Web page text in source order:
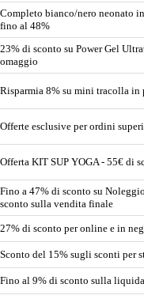
Completo bianco/nero neonato
fino al 48%
23% di sconto su Power Gel
omaggio
Risparmia 8% su mini tracolla in
Offerte esclusive per ordini
Offerta KIT SUP YOGA - 55€ di
Fino a 47% di sconto su
sconto sulla vendita finale
27% di sconto per online e in
Sconto del 15% sugli sconti per
Fino al 9% di sconto sulla